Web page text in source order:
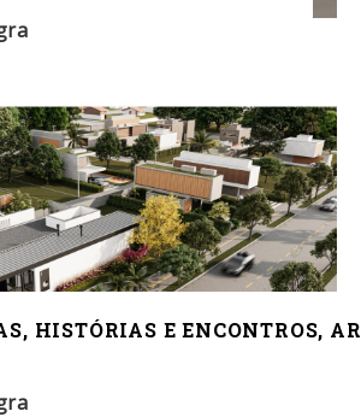
HISTÓRIAS E ENCONTROS,